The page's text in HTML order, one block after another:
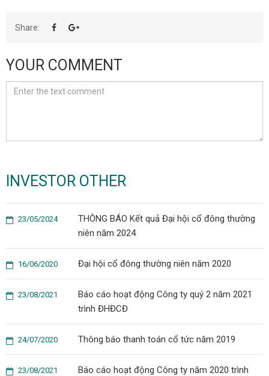
Share:
YOUR COMMENT
INVESTOR OTHER
THÔNG BÁO Kết quả Đại hội cổ đông thường
niên năm 2024
23/05/2024
Đại hội cổ đông thường niên năm 2020
16/06/2020
Báo cáo hoạt động Công ty quý 2 năm 2021
trình ĐHĐCĐ
23/08/2021
Thông báo thanh toán cổ tức năm 2019
24/07/2020
Báo cáo hoạt động Công ty năm 2020 trình
23/08/2021